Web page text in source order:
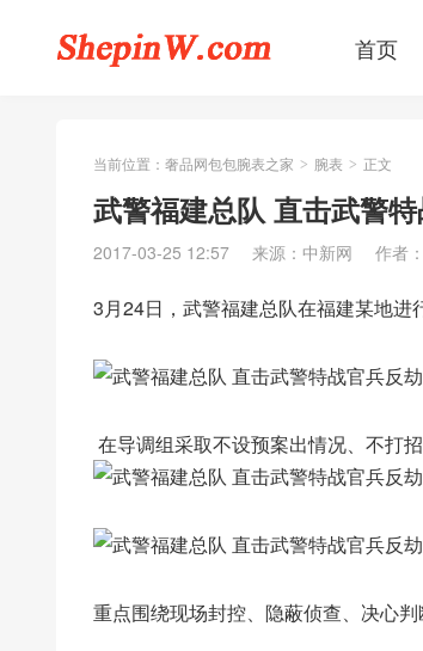
首页
当前位置： 奢品网包包腕表之家 > 腕表 > 正文
武警福建总队 直击武警
2017-03-25 12:57 来源：中新网 作者：
3月24日，武警福建总队在福建某地进
在导调组采取不设预案出情况、不打
重点围绕现场封控、隐蔽侦查、决心